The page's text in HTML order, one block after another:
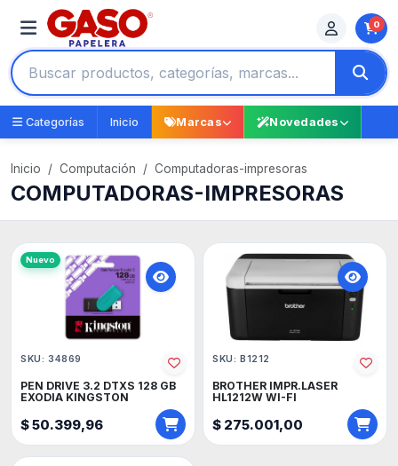
0
Categorías Inicio Marcas Novedades
Inicio Computación Computadoras-impresoras
COMPUTADORAS-IMPRESORAS
Nuevo
SKU: 34869
PEN DRIVE 3.2 DTXS 128 GB
EXODIA KINGSTON
$ 50.399,96
SKU: B1212
BROTHER IMPR.LASER
HL1212W WI-FI
$ 275.001,00